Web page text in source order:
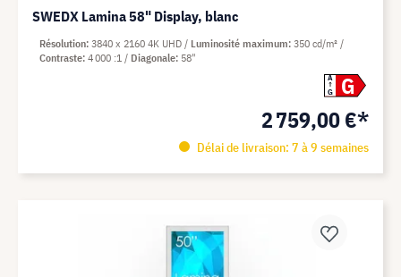
SWEDX Lamina 58" Display, blanc
A
G
G
2 759,00 €*
Délai de livraison: 7 à 9 semaines
Résolution 3840 x 2160 4K UHD Luminosité maximum 350 cd/m²
Contraste 4 000 :1 Diagonale 58"